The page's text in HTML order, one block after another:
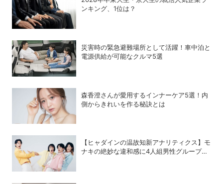
ンキング、1位は？
災害時の緊急避難場所として活躍！車中泊と
電源供給が可能なクルマ5選
森香澄さんが愛用するインナーケア5選！内
側からきれいを作る秘訣とは
【ヒャダインの温故知新アナリティクス】モ
ナキの絶妙な違和感に4人組男性グループの